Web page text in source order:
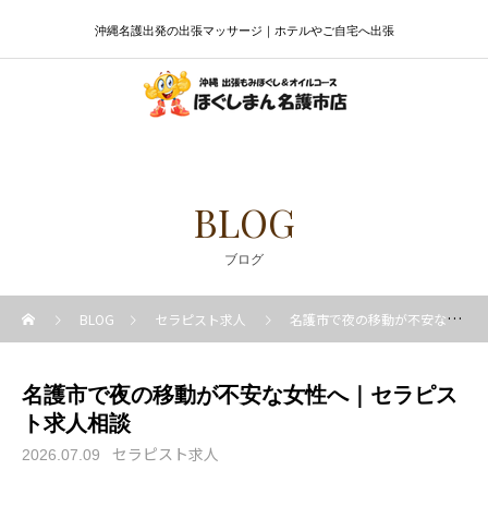
沖縄名護出発の出張マッサージ｜ホテルやご自宅へ出張
BLOG
ブログ
BLOG セラピスト求人 名護市で夜の移動が不安な女性へ｜セラピスト求人相談
名護市で夜の移動が不安な女性へ｜セラピス
ト求人相談
2026.07.09 セラピスト求人